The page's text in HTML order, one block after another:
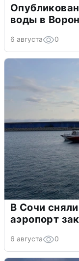
воды в
6 августа 0
В Сочи
аэропорт
6 августа 0